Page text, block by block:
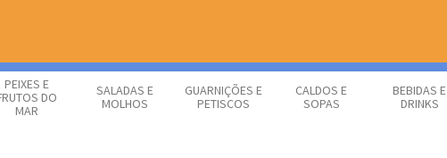
PEIXES E
DO
MAR
SALADAS E
MOLHOS
GUARNIÇÕES E
PETISCOS
CALDOS E
SOPAS
BEBIDAS E
DRINKS